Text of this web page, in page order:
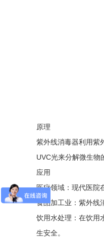
原理
紫外线消毒器利用紫
UVC光来分解微生物
应用
医疗领域：现代医院
食品加工业：紫外线
饮用水处理：在饮用
生安全。